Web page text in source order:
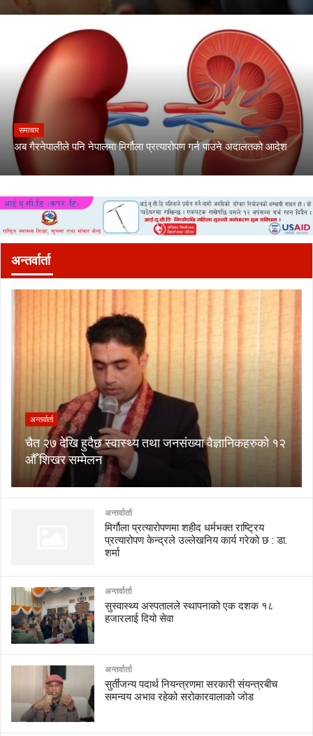
समाचार
अब गैरनेपालीले पनि नेपालमा मिर्गौला प्रत्यारोपण गर्न पाउने अदालतको आदेश
अन्तर्वार्ता
अन्तर्वार्ता
चैत २७ देखि हुदैछ स्वास्थ्य तथा जनसंख्या वैज्ञानिकहरुको १२
औँ शिखर सम्मेलन
अन्तर्वार्ता
मिर्गौला प्रत्यारोपणमा शहीद धर्मभक्त राष्ट्रिय
प्रत्यारोपण केन्द्रले उल्लेखनिय कार्य गरेको छ : डा.
शर्मा
अन्तर्वार्ता
सुस्वास्थ्य अस्पतालले स्थापनाको एक दशक १८
हजारलाई दियो सेवा
अन्तर्वार्ता
सुर्तीजन्य पदार्थ नियन्त्रणमा सरकारी संयन्त्रबीच
समन्वय अभाव रहेको सरोकारवालाको जोड